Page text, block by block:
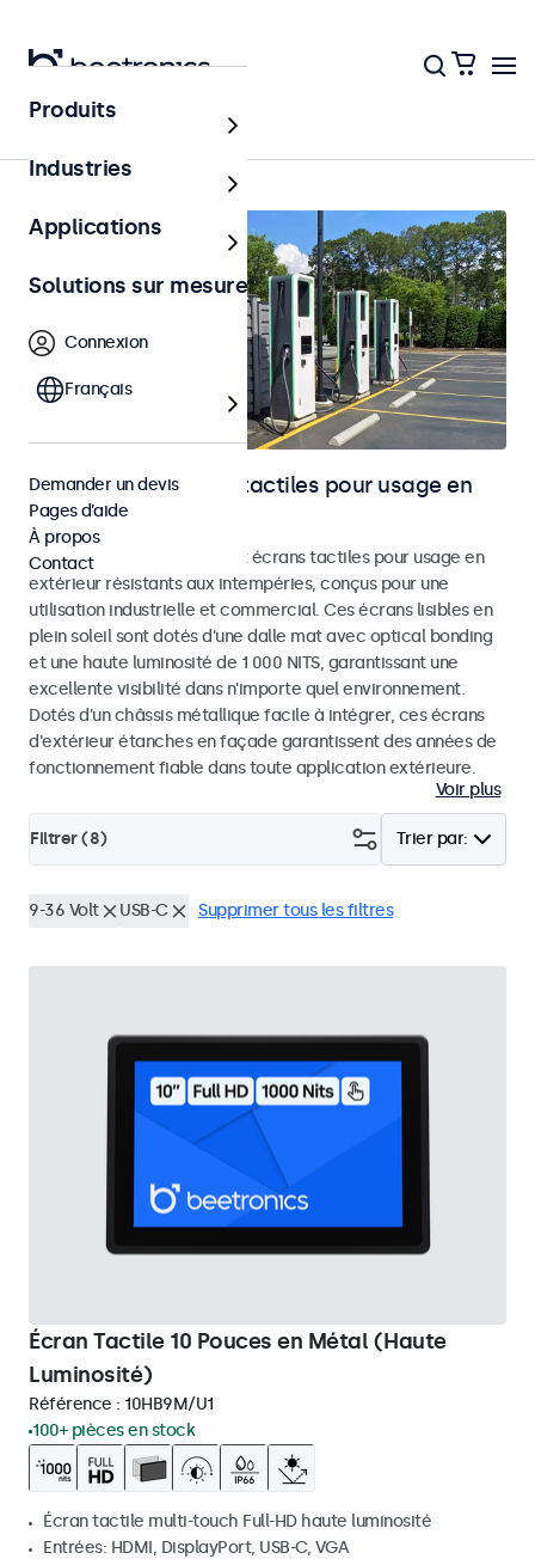
Accueil
Moniteurs et écrans tactiles pour usage en
extérieur
Découvrez nos moniteurs et écrans tactiles pour usage en
extérieur résistants aux intempéries, conçus pour une
utilisation industrielle et commercial. Ces écrans lisibles en
plein soleil sont dotés d'une dalle mat avec optical bonding
et une haute luminosité de 1 000 NITS, garantissant une
excellente visibilité dans n'importe quel environnement.
Dotés d'un châssis métallique facile à intégrer, ces écrans
d'extérieur étanches en façade garantissent des années de
fonctionnement fiable dans toute application extérieure.
Voir plus
Trier par:
Filtrer (8)
9-36 Volt USB-C Supprimer tous les filtres
Écran Tactile 10 Pouces en Métal (Haute
Luminosité)
Référence : 10HB9M/U1
100+ pièces en stock
Écran tactile multi-touch Full-HD haute luminosité
Entrées: HDMI, DisplayPort, USB-C, VGA
Produits
Industries
Applications
Solutions sur mesure
Connexion
Français
Demander un devis
Pages d’aide
À propos
Contact